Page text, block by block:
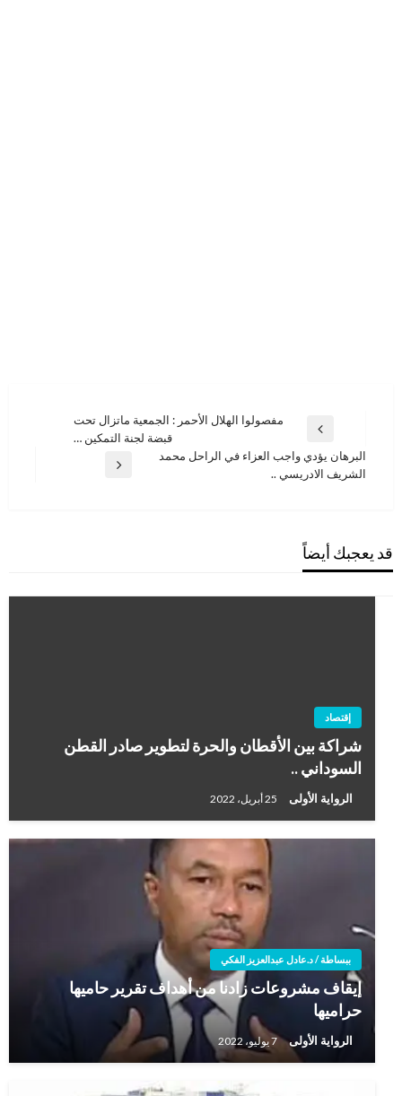
المقالات
المقالة
السابقة
مفصولوا الهلال الأحمر : الجمعية ماتزال تحت
قبضة لجنة التمكين …
المقالة
البرهان يؤدي واجب العزاء في الراحل محمد
الشريف الادريسي ..
قد يعجبك أيضاً
إقتصاد
شراكة بين الأقطان والحرة لتطوير صادر القطن
السوداني ..
الرواية الأولى 25 أبريل، 2022
ببساطة / د.عادل عبدالعزيز الفكي
إيقاف مشروعات زادنا من أهداف تقرير حاميها
حراميها
الرواية الأولى 7 يوليو، 2022